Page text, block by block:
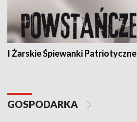
I Żarskie Śpiewanki Patriotyczne
GOSPODARKA